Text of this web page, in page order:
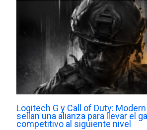
Logitech G y Call of Duty:
sellan una alianza para llevar el
competitivo al siguiente nivel